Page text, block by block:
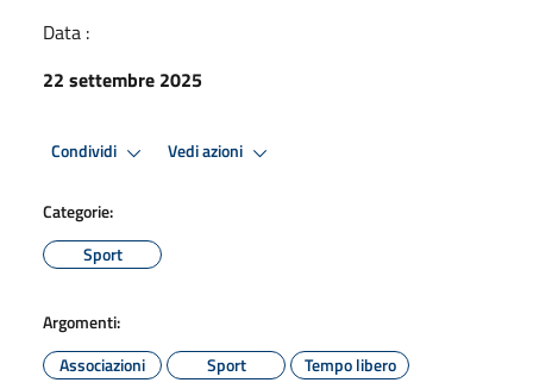
Data :
22 settembre 2025
Condividi Vedi azioni
Categorie:
Sport
Argomenti:
Associazioni
Sport Tempo libero